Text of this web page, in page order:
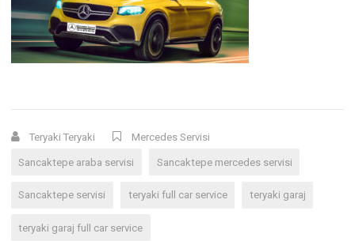
Teryaki Teryaki Mercedes Servisi
Sancaktepe araba servisi Sancaktepe mercedes servisi
Sancaktepe servisi teryaki full car service teryaki garaj
teryaki garaj full car service